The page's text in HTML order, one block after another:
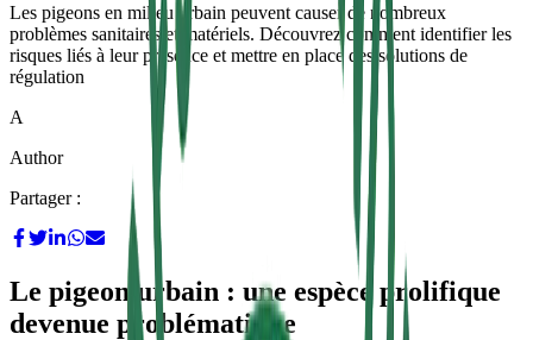
Les pigeons en milieu urbain peuvent causer de nombreux
problèmes sanitaires et matériels. Découvrez comment identifier les
risques liés à leur présence et mettre en place des solutions de
régulation
A
Author
Partager :
Le pigeon urbain : une espèce prolifique
devenue problématique